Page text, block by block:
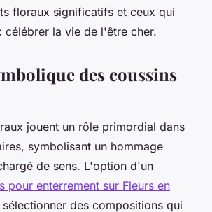
floraux significatifs et ceux qui
célébrer la vie de l'être cher.
des coussins
jouent un rôle primordial dans
symbolisant un hommage
de sens. L'option d'un
pour enterrement sur Fleurs en
des compositions qui